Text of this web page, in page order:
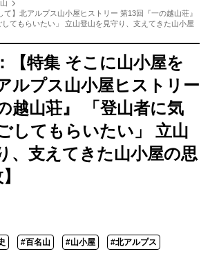
て】北アルプス山小屋ヒストリー 第13回『一の越山荘』
してもらいたい」 立山登山を見守り、支えてきた山小屋
【特集 そこに山小屋を
ルプス山小屋ヒストリー
越山荘』 「登山者に気
してもらいたい」 立山
、支えてきた山小屋の思
#百名山 #山小屋 #北アルプス